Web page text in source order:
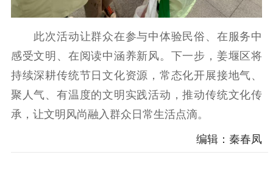
此次活动让群众在参与中体验民俗、在服务中
感受文明、在阅读中涵养新风。下一步，姜堰区将
持续深耕传统节日文化资源，常态化开展接地气、
聚人气、有温度的文明实践活动，推动传统文化传
承，让文明风尚融入群众日常生活点滴。
编辑：秦春凤